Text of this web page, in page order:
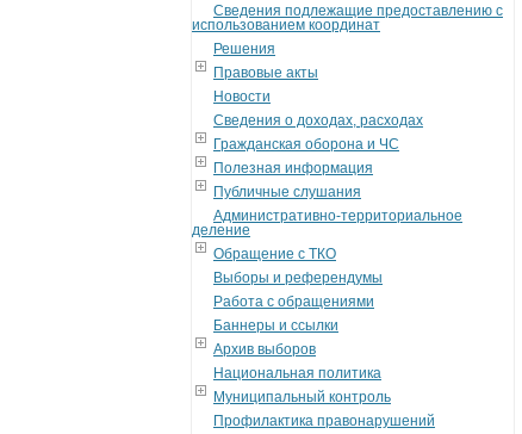
Сведения подлежащие предоставлению с
использованием координат
Решения
Правовые акты
Новости
Сведения о доходах, расходах
Гражданская оборона и ЧС
Полезная информация
Публичные слушания
Административно-территориальное
деление
Обращение с ТКО
Выборы и референдумы
Работа с обращениями
Баннеры и ссылки
Архив выборов
Национальная политика
Муниципальный контроль
Профилактика правонарушений